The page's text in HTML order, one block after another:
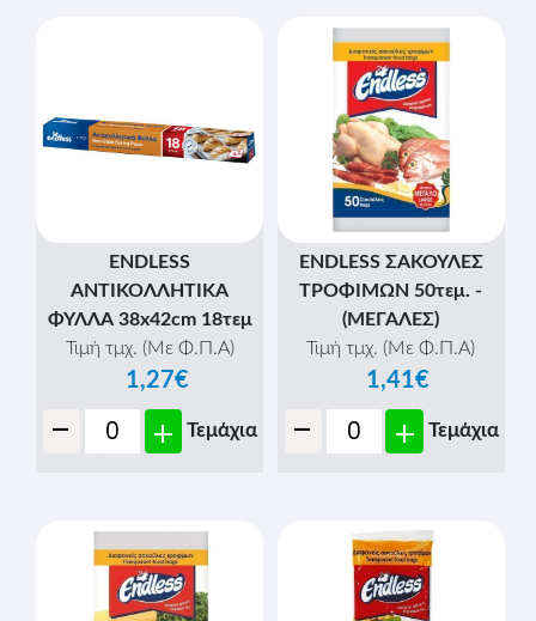
ENDLESS
ΑΝΤΙΚΟΛΛΗΤΙΚΑ
ΦΥΛΛΑ 38x42cm 18τεμ
Τιμή τμχ. (Με Φ.Π.Α)
1,27€
- + Τεμάχια
ENDLESS ΣΑΚΟΥΛΕΣ
ΤΡΟΦΙΜΩΝ 50τεμ. -
(ΜΕΓΑΛΕΣ)
Τιμή τμχ. (Με Φ.Π.Α)
1,41€
- + Τεμάχια